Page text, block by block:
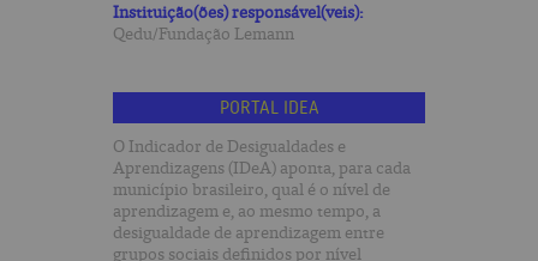
Instituição(ões) responsável(veis):
Qedu/Fundação Lemann
PORTAL IDEA
O Indicador de Desigualdades e
Aprendizagens (IDeA) aponta, para cada
município brasileiro, qual é o nível de
aprendizagem e, ao mesmo tempo, a
desigualdade de aprendizagem entre
grupos sociais definidos por nível